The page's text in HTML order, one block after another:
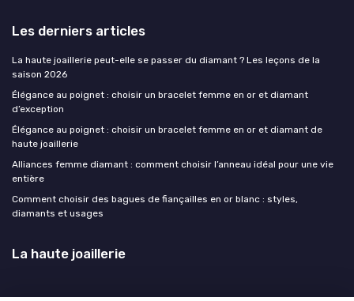
Les derniers articles
La haute joaillerie peut-elle se passer du diamant ? Les leçons de la
saison 2026
Élégance au poignet : choisir un bracelet femme en or et diamant
d’exception
Élégance au poignet : choisir un bracelet femme en or et diamant de
haute joaillerie
Alliances femme diamant : comment choisir l’anneau idéal pour une vie
entière
Comment choisir des bagues de fiançailles en or blanc : styles,
diamants et usages
La haute joaillerie